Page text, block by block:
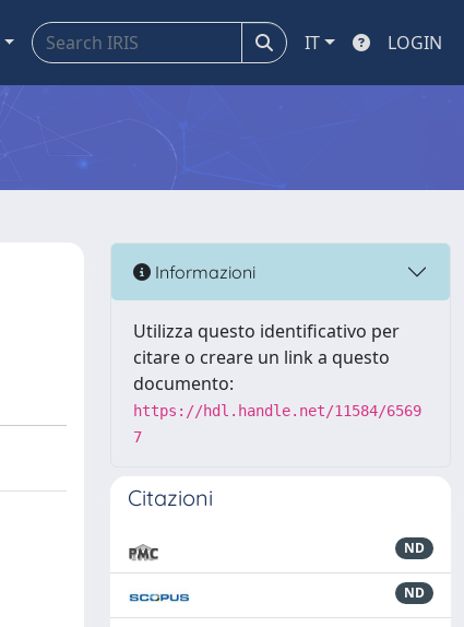
IT LOGIN
Informazioni
Utilizza questo identificativo per
citare o creare un link a questo
documento:
https://hdl.handle.net/11584/6569
7
Citazioni
ND
ND